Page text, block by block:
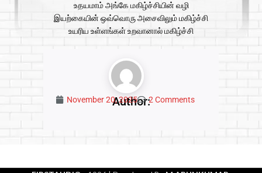
உதயமாம் அங்கே மகிழ்ச்சியின் வழி
இயற்கையின் ஒவ்வொரு அசைவிலும் மகிழ்ச்சி
உயரிய உள்ளங்கள் உறவானால் மகிழ்ச்சி
Author:
November 20, 2025 2 Comments